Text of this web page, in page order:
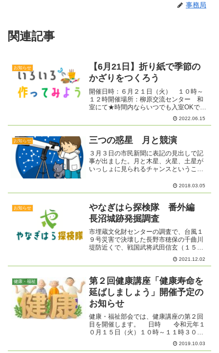
事務局
関連記事
お知らせ
【6月21日】折り紙で季節の
かざりをつくろう
開催日時：６月２１日（火） １０時～
１２時開催場所：柳原交流センター 和
室にて★時間内ならいつでも入室OKで
す。★どなたでも参加できます。お気軽
2022.06.15
お知らせ 三つの惑星 月と競演
３月３日の市民新聞に表記の見出しで記
事が出ました。月と木星、火星、土星が
いっしょに見られるチャンスということ
からうれしいお誘いを頂きましたのでお
知らせします。「下弦の月面・木星・火
2018.03.05
お知らせ
やなぎはら探検隊 番外編
長沼城跡発掘調査
市埋蔵文化財センターの調査で、台風１
９号災害で決壊した長野市穂保の千曲川
堤防近くで、戦国武将武田信玄（１５２
１～７３年）ゆかりの長沼城の遺構が確
認されたことは、みなさんすでにご存じ
センターが発掘調査を始め...
2021.12.02
健康・福祉
第２回健康講座「健康寿命を
延ばしましょう」開催予定の
お知らせ
健康・福祉部会では、健康講座の第２回
目を開催します。 日時 令和元年１
０月１５日（火）１０時～１１時３０
分 場所 柳原交流センター 大学習
室 講師 東部保健センター 保健
2019.10.03